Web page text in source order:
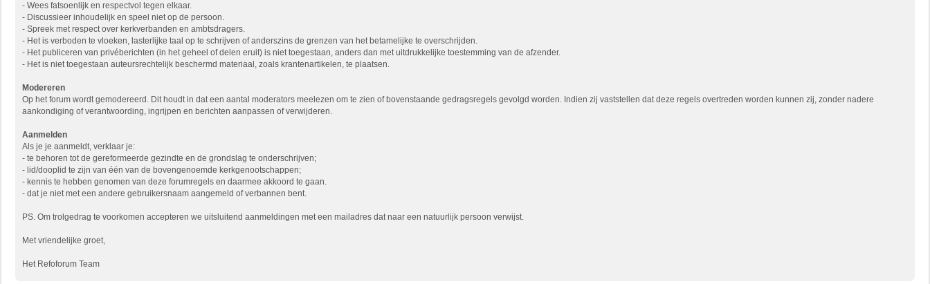
- Wees fatsoenlijk en respectvol tegen elkaar.
- Discussieer inhoudelijk en speel niet op de persoon.
- Spreek met respect over kerkverbanden en ambtsdragers.
- Het is verboden te vloeken, lasterlijke taal op te schrijven of anderszins de grenzen van het betamelijke te overschrijden.
- Het publiceren van privéberichten (in het geheel of delen eruit) is niet toegestaan, anders dan met uitdrukkelijke toestemming van de afzender.
- Het is niet toegestaan auteursrechtelijk beschermd materiaal, zoals krantenartikelen, te plaatsen.
Modereren
Op het forum wordt gemodereerd. Dit houdt in dat een aantal moderators meelezen om te zien of bovenstaande gedragsregels gevolgd worden. Indien zij vaststellen dat deze regels overtreden worden kunnen zij, zonder nadere
aankondiging of verantwoording, ingrijpen en berichten aanpassen of verwijderen.
Aanmelden
Als je je aanmeldt, verklaar je:
- te behoren tot de gereformeerde gezindte en de grondslag te onderschrijven;
- lid/dooplid te zijn van één van de bovengenoemde kerkgenootschappen;
- kennis te hebben genomen van deze forumregels en daarmee akkoord te gaan.
- dat je niet met een andere gebruikersnaam aangemeld of verbannen bent.
PS. Om trolgedrag te voorkomen accepteren we uitsluitend aanmeldingen met een mailadres dat naar een natuurlijk persoon verwijst.
Met vriendelijke groet,
Het Refoforum Team